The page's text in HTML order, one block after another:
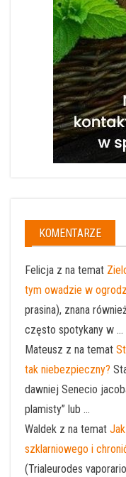
KOMENTARZE
Felicja z na temat
tym owadzie w
prasina), znana
często spotykany w ...
Mateusz z na temat
tak niebezpieczny?
dawniej Senecio
plamisty” lub ...
Waldek z na temat
szklarniowego i
(Trialeurodes